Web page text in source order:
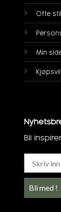
Ofte
Min
Bli
Bli med !